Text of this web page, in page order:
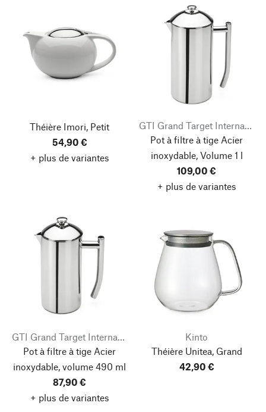
Théière Imori, Petit
54,90 €
+ plus de variantes
GTI Grand Target International
Pot à filtre à tige Acier
inoxydable, Volume 1 l
109,00 €
+ plus de variantes
GTI Grand Target International
Pot à filtre à tige Acier
inoxydable, volume 490 ml
87,90 €
+ plus de variantes
Kinto
Théière Unitea, Grand
42,90 €